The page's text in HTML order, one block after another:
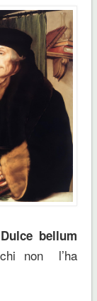
bellum
non l’ha